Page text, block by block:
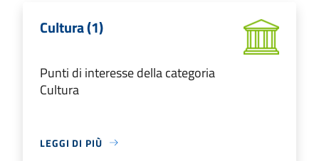
Cultura (1)
Punti di interesse della categoria
Cultura
LEGGI DI PIÙ